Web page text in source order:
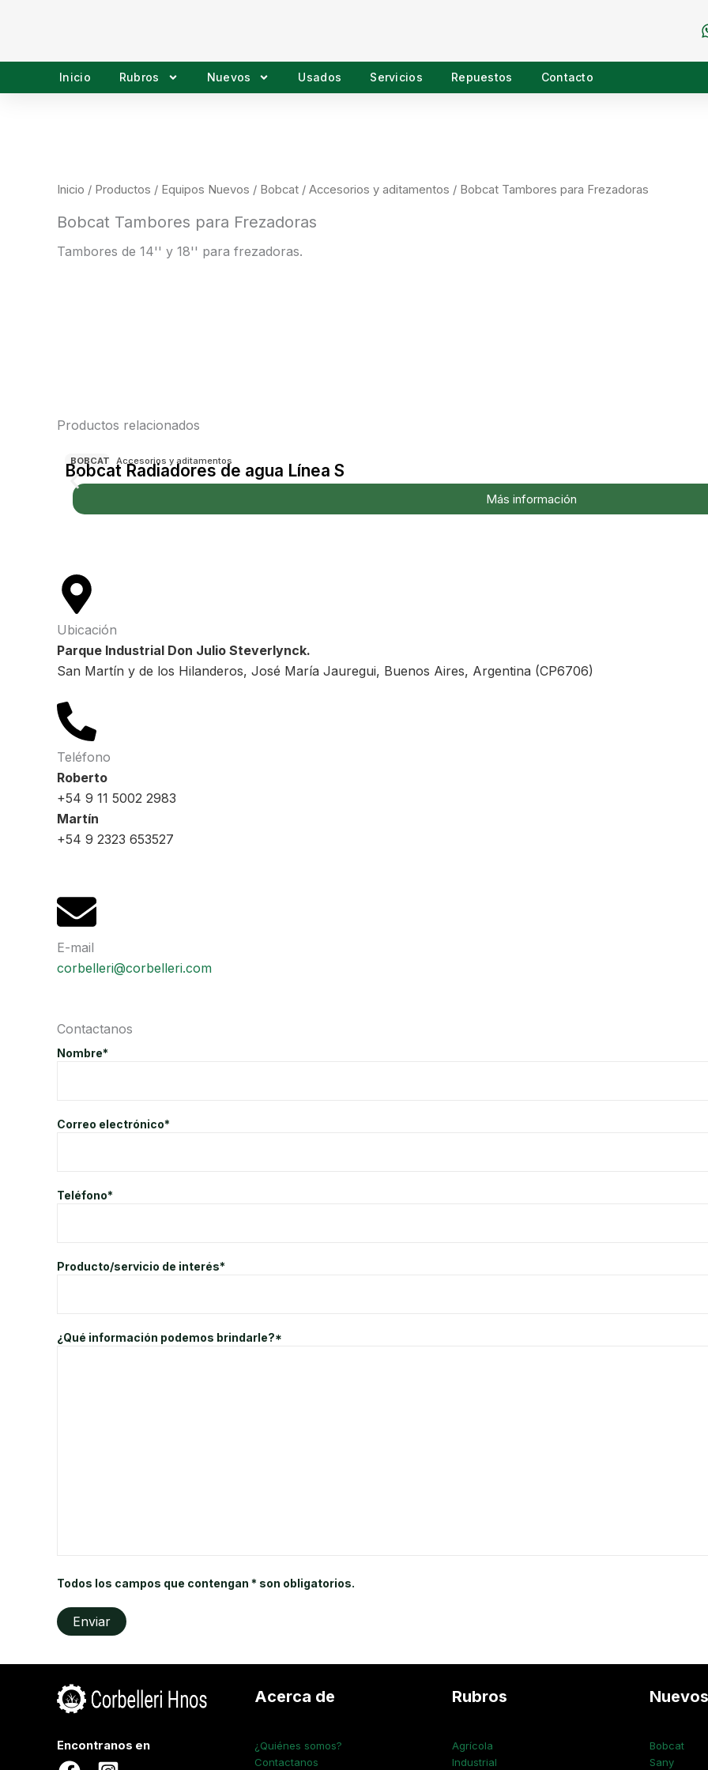
Inicio Rubros Nuevos Usados Servicios Repuestos Contacto
Inicio / Productos / Equipos Nuevos / Bobcat / Accesorios y aditamentos / Bobcat Tambores para Frezadoras
Bobcat Tambores para Frezadoras
Tambores de 14'' y 18'' para frezadoras.
Productos relacionados
BOBCAT Accesorios y aditamentos
Bobcat Radiadores de agua Línea S
Más información
Ubicación
Parque Industrial Don Julio Steverlynck.
San Martín y de los Hilanderos, José María Jauregui, Buenos Aires, Argentina (CP6706)
Teléfono
Roberto
+54 9 11 5002 2983
Martín
+54 9 2323 653527
E-mail
corbelleri@corbelleri.com
Contactanos
Nombre*
Correo electrónico*
Teléfono*
Producto/servicio de interés*
¿Qué información podemos brindarle?*
Todos los campos que contengan * son obligatorios.
Encontranos en
Acerca de
¿Quiénes somos?
Contactanos
Rubros
Agrícola
Industrial
Nuevos
Bobcat
Sany